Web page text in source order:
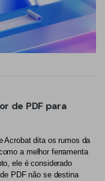
de PDF para
Acrobat dita os rumos da
a melhor ferramenta
ele é considerado
PDF não se destina